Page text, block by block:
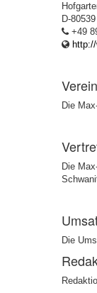
D-
+49
Die
Die
Die